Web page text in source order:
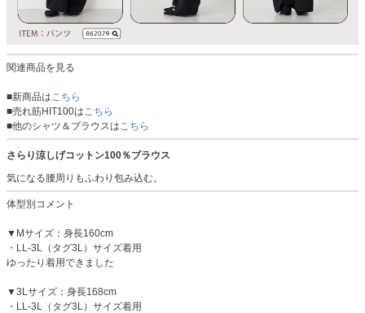
関連商品を見る
■新商品はこちら
■売れ筋HIT100はこちら
■他のシャツ＆ブラウスはこちら
さらり涼しげコットン100％ブラウス
気になる腰周りもふわり包み込む。
体型別コメント
▼Mサイズ：身長160cm
・LL-3L（タグ3L）サイズ着用
ゆったり着用できました
▼3Lサイズ：身長168cm
・LL-3L（タグ3L）サイズ着用